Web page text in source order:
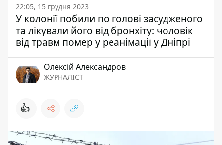
22:05, 15 грудня 2023
У колонії побили по голові засудженого
та лікували його від бронхіту: чоловік
від травм помер у реанімації у Дніпрі
Олексій Александров
ЖУРНАЛІСТ
👍